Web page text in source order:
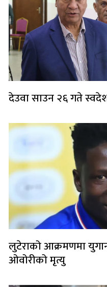
देउवा साउन २६ गते
लुटेराको आक्रमणमा
ओवोरीको मृत्यु